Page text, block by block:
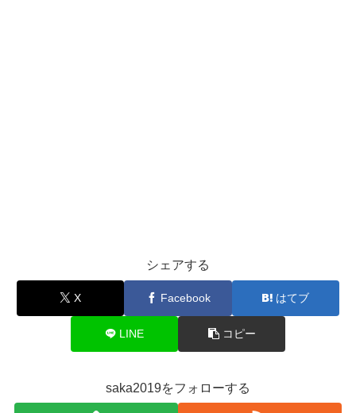
シェアする
X Facebook はてブ
LINE コピー
saka2019をフォローする